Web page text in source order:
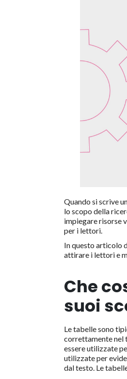
Quando si scrive
lo scopo della
impiegare risorse
per i lettori.
In questo articolo
attirare i lettori e
Che
suoi
Le tabelle sono
correttamente nel
essere utilizzate
utilizzate per
dal testo. Le